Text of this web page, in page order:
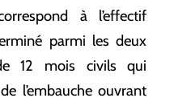
à l’effectif
parmi les deux
12 mois civils qui
l’embauche ouvrant